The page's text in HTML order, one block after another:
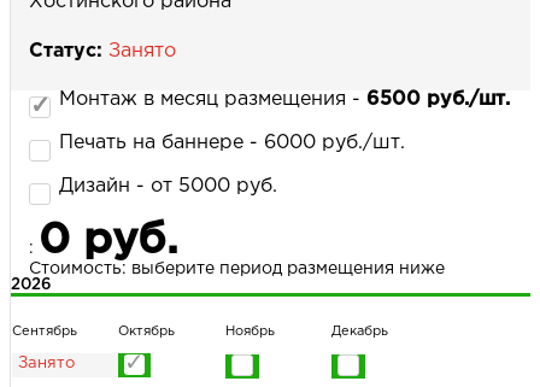
НАПИСАТЬ НАМ
Статус: Занято
Монтаж в месяц размещения - 6500 руб./шт.
Печать на баннере - 6000 руб./шт.
Дизайн - от 5000 руб.
: 0 руб.
Стоимость: выберите период размещения ниже
2026
Сентябрь Октябрь Ноябрь Декабрь